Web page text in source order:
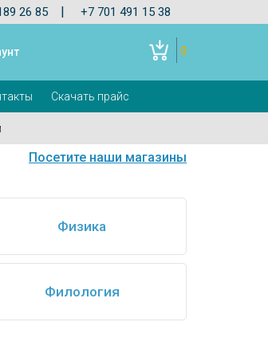
26 85 | +7 701 491 15 38
0
Скачать прайс
Посетите наши магазины
Физика
Филология